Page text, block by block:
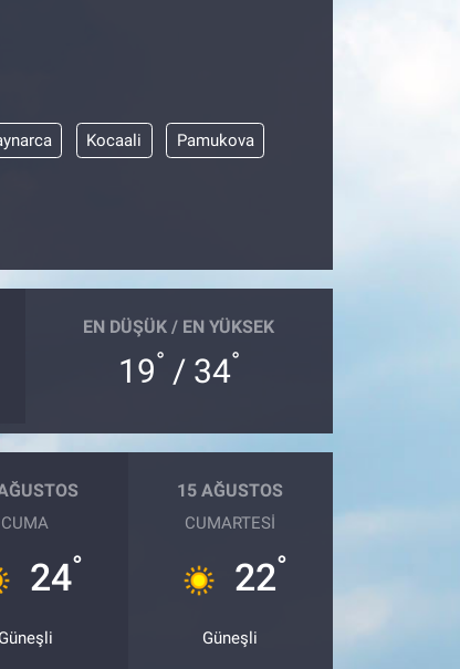
Kocaali Pamukova
EN DÜŞÜK / EN YÜKSEK
19° / 34°
CUMA
24°
Güneşli
15 AĞUSTOS
CUMARTESI
22°
Güneşli